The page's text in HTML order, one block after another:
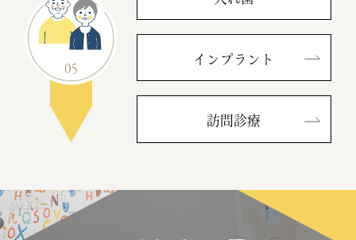
インプラント
訪問診療